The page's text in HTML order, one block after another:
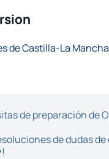
de Castilla-La
de preparación
de dudas